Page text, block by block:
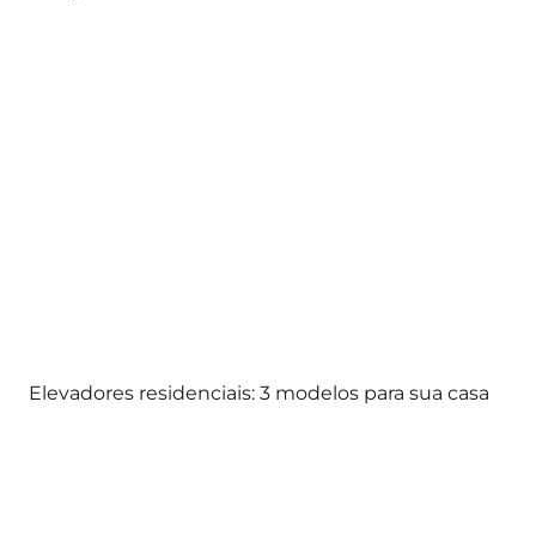
Elevadores residenciais: 3 modelos para sua casa